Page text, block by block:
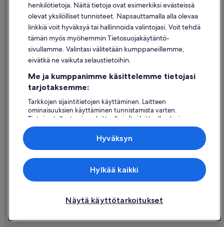
Käyttöehdot
Oikeudelliset tiedot / ota meihin yhteyttä
Sisältövaatimukset ja ilmoituksen tekeminen sisällöstä
Tuki
Ota yhteyttä
Hyvityksen hakeminen ja aikarajat
Varaa lento lentoyhtiön hyvityskupongeilla
Kansainväliset matka-asiakirjat
© 2026 Expedia, Inc., Expedia Groupin yritys. Kaikki oikeudet
pidätetään. Expedia ja Expedia-logo ovat Expedia, Inc.:n tavaramerkkejä
henkilötietoja. Näitä tietoja ovat esimerkiksi evästeissä
olevat yksilölliset tunnisteet. Napsauttamalla alla olevaa
linkkiä voit hyväksyä tai hallinnoida valintojasi. Voit tehdä
tämän myös myöhemmin Tietosuojakäytäntö-
sivullamme. Valintasi välitetään kumppaneillemme,
eivätkä ne vaikuta selaustietoihin.
Me ja kumppanimme käsittelemme tietojasi
tarjotaksemme:
Tarkkojen sijaintitietojen käyttäminen. Laitteen
ominaisuuksien käyttäminen tunnistamista varten.
Tietojen tallentaminen laitteelle ja/tai laitteella olevien
tietojen käyttö. Kohdennettu mainonta ja personoitu
sisältö, mainonnan ja sisällön mittaus, yleisötutkimus ja
Näytä käyttötarkoitukset
Hylkää kaikki
Hyväksyn